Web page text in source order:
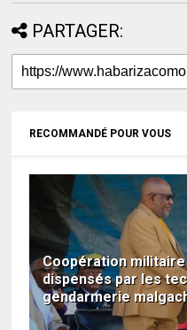
PARTAGER:
RECOMMANDÉ POUR VOUS
Coopération
dispensés par les
gendarmerie